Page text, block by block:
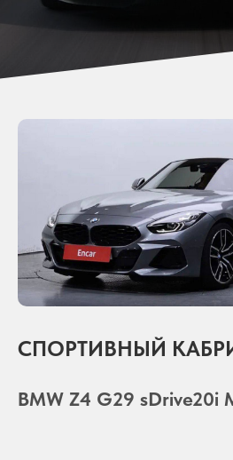
СПОРТИВНЫЙ
BMW Z4 G29 sDrive20i